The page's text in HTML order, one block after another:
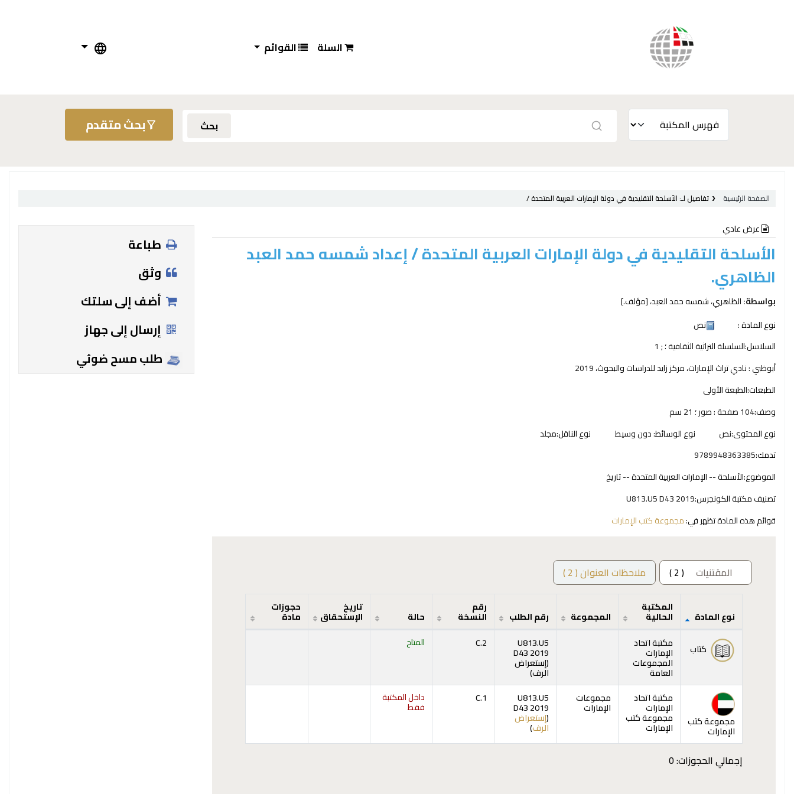
السلة القوائم
بحث بحث متقدم
الصفحة الرئيسية تفاصيل لـ: الأسلحة التقليدية في دولة الإمارات العربية المتحدة /
عرض عادي
الأسلحة التقليدية في دولة الإمارات العربية المتحدة /إعداد شمسه حمد العبد
الظاهري.
بواسطة:الظاهري، شمسه حمد العبد،[مؤلف.]
نوع المادة :
نص
السلاسل:السلسلة التراثية الثقافية ؛; 1
أبوظبي :نادي تراث الإمارات، مركز زايد للدراسات والبحوث،
الطبعات:الطبعة الأولى
وصف:104 صفحة : صور ؛ 21 سم
نوع المحتوى:نص نوع الوسائط:دون وسيط نوع الناقل:مجلد
تدمك:9789948363385
الموضوع:الأسلحة -- الإمارات العربية المتحدة -- تاريخ
تصنيف مكتبة الكونجرس:U813.U5 D43 2019
قوائم هذه المادة تظهر في:مجموعة كتب الإمارات
المقتنيات ( 2 ) ملاحظات العنوان ( 2 )
المقتنيات
نوع المادة
المكتبة
الحالية المجموعة رقم الطلب
رقم
النسخة حالة
تاريخ
الإستحقاق
حجوزات
مادة
كتاب مكتبة اتحاد
الإمارات
المجموعات
العامة
U813.U5
D43 2019
(إستعراض
الرف(يفتح أدناه)
)
C.2 المتاح
مجموعة كتب
الإمارات
مكتبة اتحاد
الإمارات
مجموعة كتب
الإمارات
مجموعات
الإمارات
U813.U5
D43 2019
(إستعراض
الرف(يفتح أدناه)
)
C.1 داخل المكتبة
فقط
إجمالي الحجوزات: 0
طباعة
وثق
أضف إلى سلتك
إرسال إلى جهاز
طلب مسح ضوئي